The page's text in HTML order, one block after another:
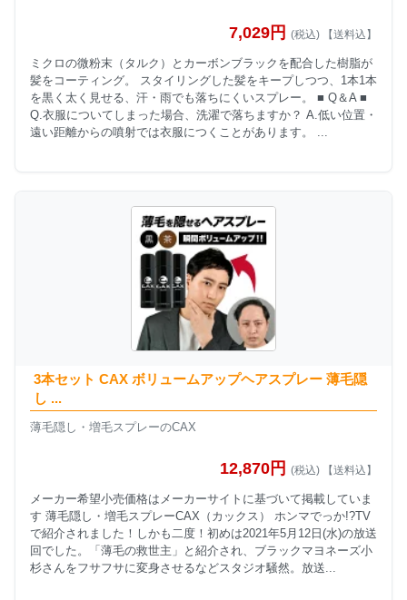
7,029円 (税込) 【送料込】
ミクロの微粉末（タルク）とカーボンブラックを配合した樹脂が
髪をコーティング。 スタイリングした髪をキープしつつ、1本1本
を黒く太く見せる、汗・雨でも落ちにくいスプレー。 ■ Q＆A ■
Q.衣服についてしまった場合、洗濯で落ちますか？ A.低い位置・
遠い距離からの噴射では衣服につくことがあります。 ...
3本セット CAX ボリュームアップヘアスプレー 薄毛隠
し ...
薄毛隠し・増毛スプレーのCAX
12,870円 (税込) 【送料込】
メーカー希望小売価格はメーカーサイトに基づいて掲載していま
す 薄毛隠し・増毛スプレーCAX（カックス） ホンマでっか!?TV
で紹介されました！しかも二度！初めは2021年5月12日(水)の放送
回でした。「薄毛の救世主」と紹介され、ブラックマヨネーズ小
杉さんをフサフサに変身させるなどスタジオ騒然。放送...